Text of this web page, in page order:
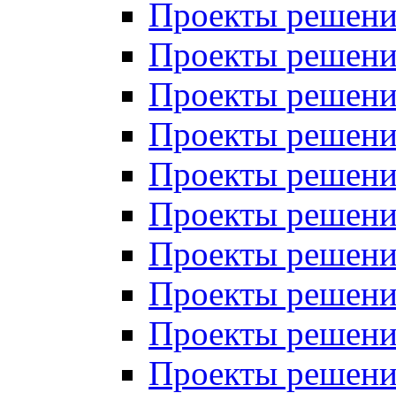
Проекты
Проекты
Проекты
Проекты
Проекты
Проекты
Проекты
Проекты
Проекты
Проекты